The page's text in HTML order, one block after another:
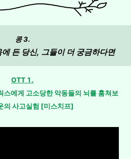
콩 3.
든 당신, 그들이 더 궁금하다면
OTT 1.
스에게 고소당한 악동들의 뇌를 훔쳐보
의 사고실험 [미스치프]